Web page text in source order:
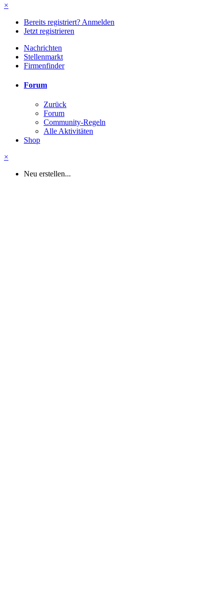
×
Bereits registriert? Anmelden
Jetzt registrieren
Nachrichten
Stellenmarkt
Firmenfinder
Forum
Zurück
Forum
Community-Regeln
Alle Aktivitäten
Shop
×
Neu erstellen...